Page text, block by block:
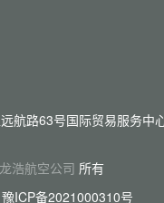
航路63号国际贸易服务中
浩航空公司 所有
ICP备2021000310号